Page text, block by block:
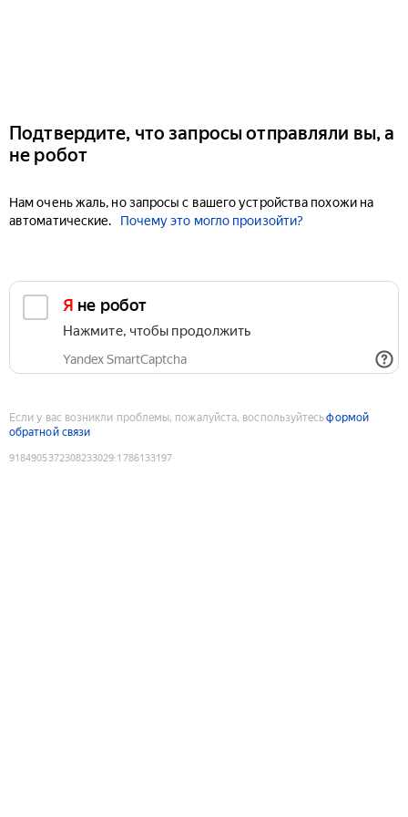
Подтвердите, что запросы отправляли вы, а
не робот
Нам очень жаль, но запросы с вашего устройства похожи на
автоматические.
Почему это могло произойти?
Я не робот
Нажмите, чтобы продолжить
Yandex SmartCaptcha
Если у вас возникли проблемы, пожалуйста, воспользуйтесьформой
обратной связи
9184905372308233029:1786133197